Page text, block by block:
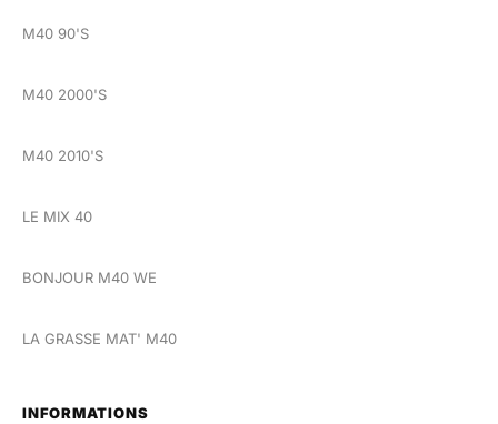
M40 90'S
M40 2000'S
M40 2010'S
LE MIX 40
BONJOUR M40 WE
LA GRASSE MAT' M40
INFORMATIONS